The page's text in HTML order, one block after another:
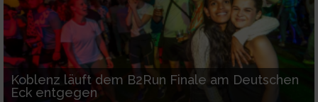
Koblenz läuft dem B2Run Finale am Deutschen
Eck entgegen